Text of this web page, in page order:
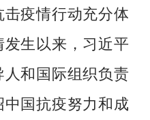
疫情行动充分体
生以来，习近平
和国际组织负责
国抗疫努力和成